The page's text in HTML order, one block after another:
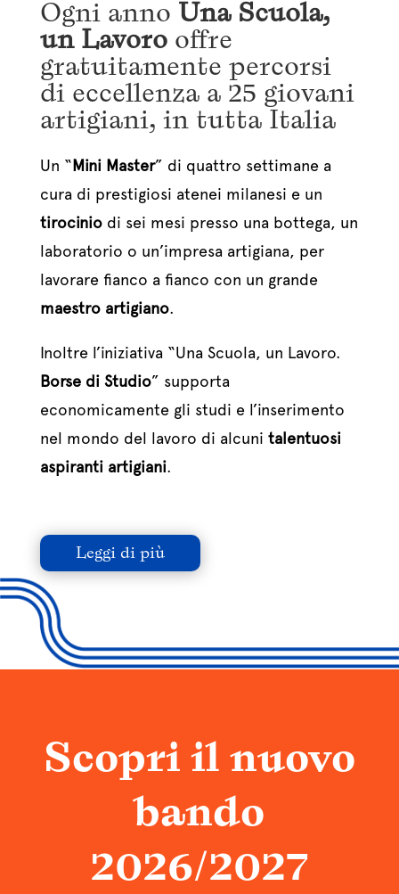
Ogni anno Una Scuola,
un Lavorooffre
gratuitamente percorsi
di eccellenza a 25 giovani
artigiani, in tutta Italia
Un “Mini Master” di quattro settimane a
cura di prestigiosi atenei milanesi e un
tirociniodi sei mesi presso una bottega, un
laboratorio o un’impresa artigiana, per
lavorare fianco a fianco con un grande
maestro artigiano.
Inoltre l’iniziativa “Una Scuola, un Lavoro.
Borse di Studio” supporta
economicamente gli studi e l’inserimento
nel mondo del lavoro di alcuni talentuosi
aspiranti artigiani.
Leggi di più
Scopri il nuovo
bando
2026/2027